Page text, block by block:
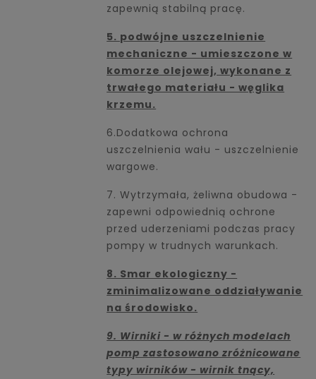
zapewnią stabilną pracę.
5. podwójne uszczelnienie
mechaniczne - umieszczone w
komorze olejowej, wykonane z
trwałego materiału - węglika
krzemu.
6.Dodatkowa ochrona
uszczelnienia wału - uszczelnienie
wargowe.
7. Wytrzymała, żeliwna obudowa -
zapewni odpowiednią ochrone
przed uderzeniami podczas pracy
pompy w trudnych warunkach.
8. Smar ekologiczny -
zminimalizowane oddziaływanie
na środowisko.
9. Wirniki - w różnych modelach
pomp zastosowano zróżnicowane
typy wirników - wirnik tnący,